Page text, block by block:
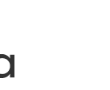
y utilizamos
en la
nos llegan